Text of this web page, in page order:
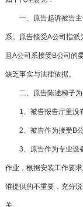
一、原告起诉被告主
系。原告接受A公司指派
且A公司系接受B公司的
缺乏事实与法律依据。
二、原告陈述梯子为
1、被告报告厅里没有
2、被告作为接受B公
3、原告作为专业设备
作业，根据安装工作要
谁提供的不重要，充分
关。